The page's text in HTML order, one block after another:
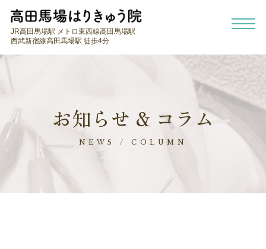
JR高田馬場駅 メトロ東西線高田馬場駅
西武新宿線高田馬場駅 徒歩4分
お知らせ & コラム
NEWS / COLUMN